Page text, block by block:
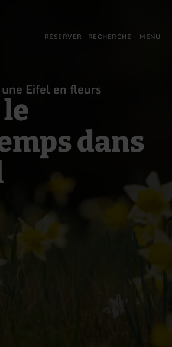
RÉSERVER RECHERCHE MENU
Eifel en fleurs
dans